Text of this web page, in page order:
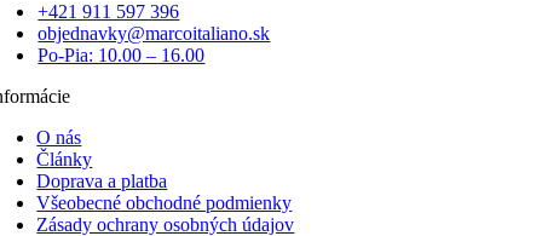
+421 911 597 396
objednavky@marcoitaliano.sk
Po-Pia: 10.00 – 16.00
O nás
Články
Doprava a platba
Všeobecné obchodné podmienky
Zásady ochrany osobných údajov